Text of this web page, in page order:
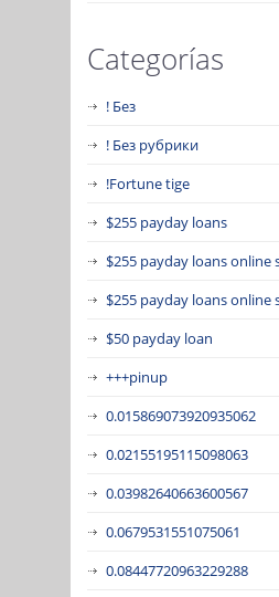
Categorías
! Без
! Без рубрики
!Fortune tige
$255 payday loans
$255 payday loans online
$255 payday loans online
$50 payday loan
+++pinup
0.015869073920935062
0.02155195115098063
0.03982640663600567
0.0679531551075061
0.08447720963229288